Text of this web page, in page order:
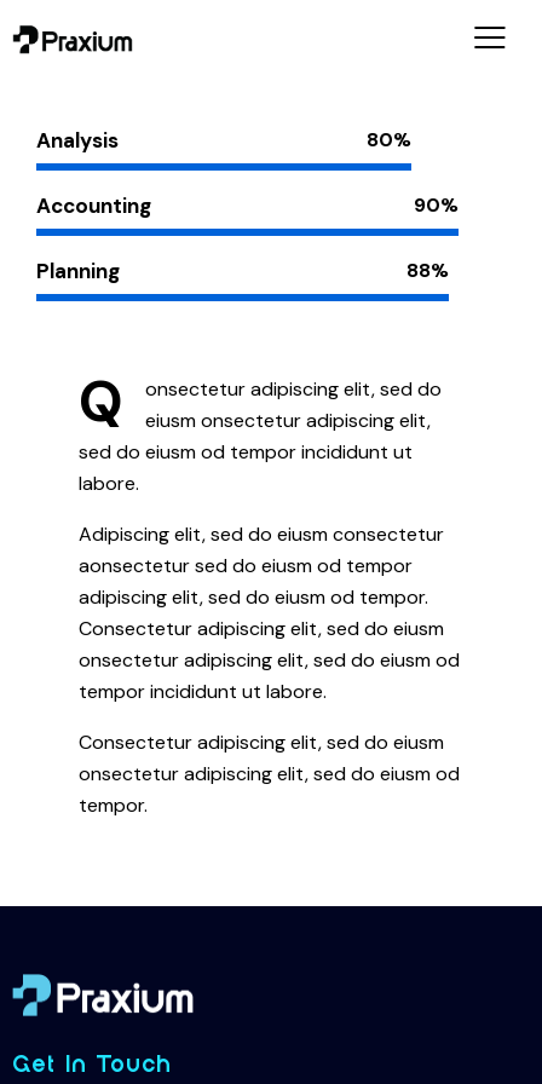
Analysis 80%
Accounting 90%
Planning 88%
Q
onsectetur adipiscing elit, sed do
eiusm onsectetur adipiscing elit,
sed do eiusm od tempor incididunt ut
labore.
Adipiscing elit, sed do eiusm consectetur
aonsectetur sed do eiusm od tempor
adipiscing elit, sed do eiusm od tempor.
Consectetur adipiscing elit, sed do eiusm
onsectetur adipiscing elit, sed do eiusm od
tempor incididunt ut labore.
Consectetur adipiscing elit, sed do eiusm
onsectetur adipiscing elit, sed do eiusm od
tempor.
Get In Touch